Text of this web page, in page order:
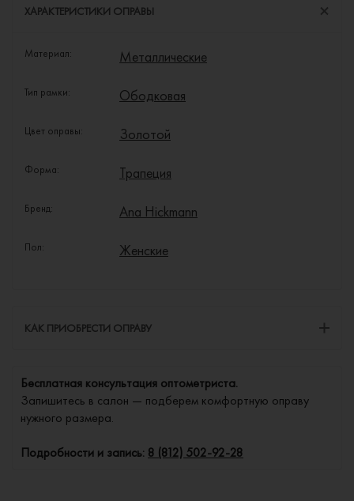
ХАРАКТЕРИСТИКИ ОПРАВЫ
Материал: Металлические
Тип рамки: Ободковая
Цвет оправы: Золотой
Форма: Трапеция
Бренд: Ana Hickmann
Пол: Женские
КАК ПРИОБРЕСТИ ОПРАВУ
Бесплатная консультация оптометриста.
Запишитесь в салон — подберем комфортную оправу
нужного размера.
Подробности и запись: 8 (812) 502-92-28